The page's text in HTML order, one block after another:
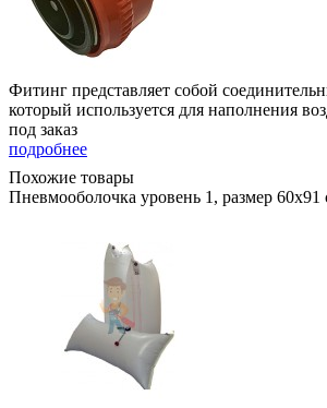
Фитинг представляет собой
который используется для наполнения
под заказ
подробнее
Похожие товары
Пневмооболочка уровень 1, размер 60x91